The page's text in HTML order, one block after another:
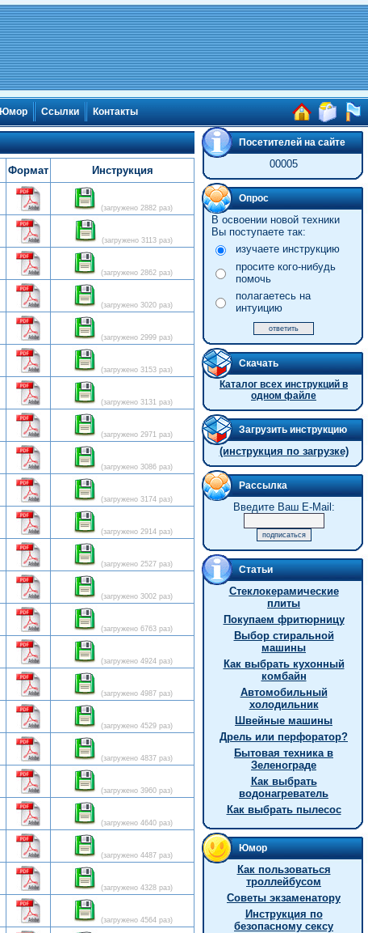
Юмор Ссылки Контакты
Формат Инструкция
(загружено 2882 раз)
(загружено 3113 раз)
(загружено 2862 раз)
(загружено 3020 раз)
(загружено 2999 раз)
(загружено 3153 раз)
(загружено 3131 раз)
(загружено 2971 раз)
(загружено 3086 раз)
(загружено 3174 раз)
(загружено 2914 раз)
(загружено 2527 раз)
(загружено 3002 раз)
(загружено 6763 раз)
(загружено 4924 раз)
(загружено 4987 раз)
(загружено 4529 раз)
(загружено 4837 раз)
(загружено 3960 раз)
(загружено 4640 раз)
(загружено 4487 раз)
(загружено 4328 раз)
(загружено 4564 раз)
Посетителей на сайте
00005
Опрос
В освоении новой техники
Вы поступаете так:
изучаете инструкцию
просите кого-нибудь
помочь
полагаетесь на
интуицию
Скачать
Каталог всех инструкций в
одном файле
Загрузить инструкцию
(инструкция по загрузке)
Рассылка
Введите Ваш E-Mail:
Статьи
Стеклокерамические
плиты
Покупаем фритюрницу
Выбор стиральной
машины
Как выбрать кухонный
комбайн
Автомобильный
холодильник
Швейные машины
Дрель или перфоратор?
Бытовая техника в
Зеленограде
Как выбрать
водонагреватель
Как выбрать пылесос
Юмор
Как пользоваться
троллейбусом
Советы экзаменатору
Инструкция по
безопасному сексу